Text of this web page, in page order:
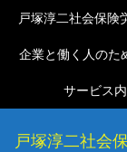
戸塚淳二社会
企業と働く人のた
サービス